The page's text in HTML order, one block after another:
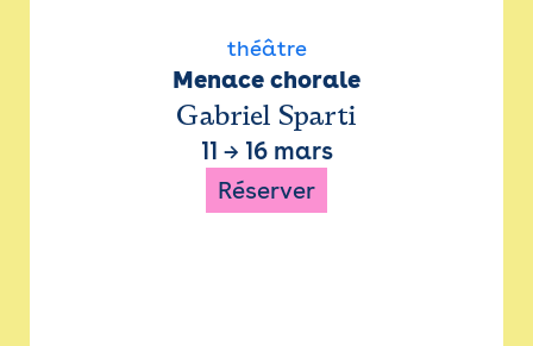
théâtre
Menace chorale
Gabriel Sparti
11 → 16 mars
Réserver